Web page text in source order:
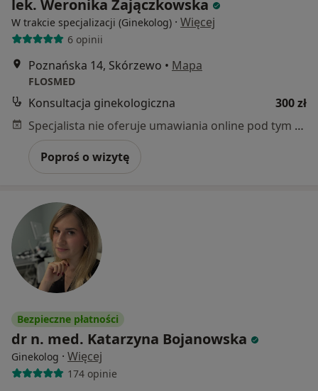
lek. Weronika Zajączkowska
W trakcie specjalizacji (Ginekolog) · Więcej
6 opinii
Poznańska 14, Skórzewo • Mapa
FLOSMED
Konsultacja ginekologiczna
300 zł
Specjalista nie oferuje umawiania online pod tym adresem.
Poproś o wizytę
Bezpieczne płatności
dr n. med. Katarzyna Bojanowska
Ginekolog · Więcej
174 opinie